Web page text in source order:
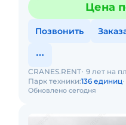
Цена
Позвонить
Обновлено сегодня
CRANES.RENT 9 лет на
Парк техники:136 единиц